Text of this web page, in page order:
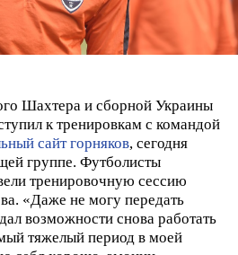
Шахтера и сборной Украины
к тренировкам с командой
сайт горняков, сегодня
группе. Футболисты
тренировочную сессию
«Даже не могу передать
возможности снова работать
тяжелый период в моей